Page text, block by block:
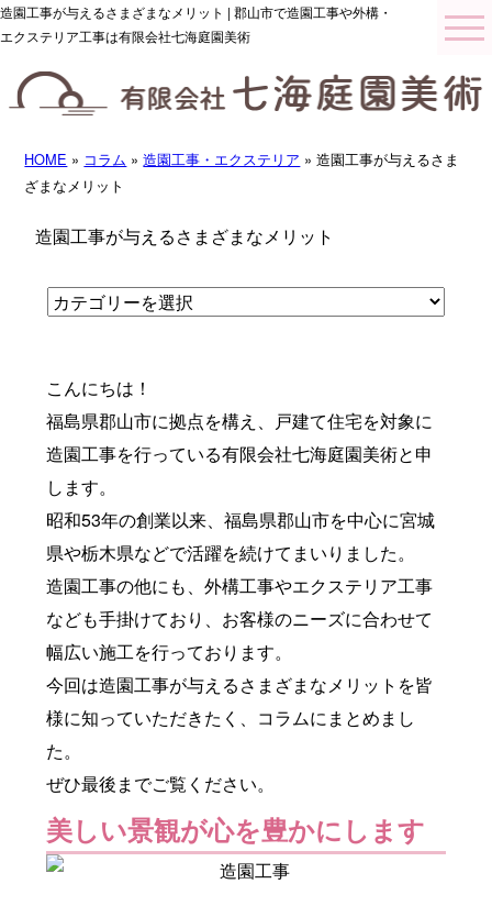
造園工事が与えるさまざまなメリット | 郡山市で造園工事や外構・
エクステリア工事は有限会社七海庭園美術
HOME » コラム »造園工事・エクステリア » 造園工事が与えるさま
ざまなメリット
造園工事が与えるさまざまなメリット
こんにちは！
福島県郡山市に拠点を構え、戸建て住宅を対象に
造園工事を行っている有限会社七海庭園美術と申
します。
昭和53年の創業以来、福島県郡山市を中心に宮城
県や栃木県などで活躍を続けてまいりました。
造園工事の他にも、外構工事やエクステリア工事
なども手掛けており、お客様のニーズに合わせて
幅広い施工を行っております。
今回は造園工事が与えるさまざまなメリットを皆
様に知っていただきたく、コラムにまとめまし
た。
ぜひ最後までご覧ください。
美しい景観が心を豊かにします